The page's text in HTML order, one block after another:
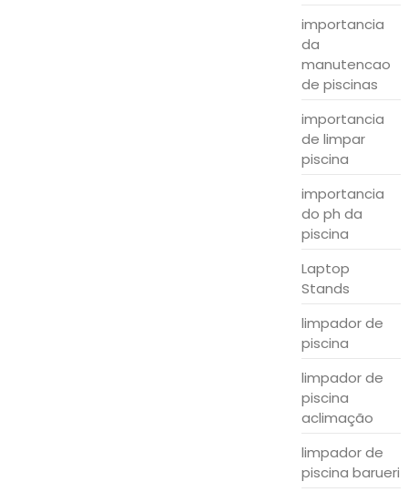
importancia
da
manutencao
de piscinas
importancia
de limpar
piscina
importancia
do ph da
piscina
Laptop
Stands
limpador de
piscina
limpador de
piscina
aclimação
limpador de
piscina barueri